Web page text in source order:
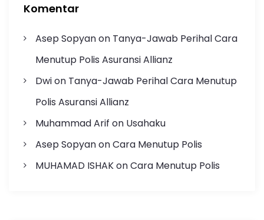
Komentar
Asep Sopyanon Tanya-Jawab Perihal Cara
Menutup Polis Asuransi Allianz
Dwion Tanya-Jawab Perihal Cara Menutup
Polis Asuransi Allianz
Muhammad Arif on Usahaku
Asep SopyanonCara Menutup Polis
MUHAMAD ISHAKonCara Menutup Polis